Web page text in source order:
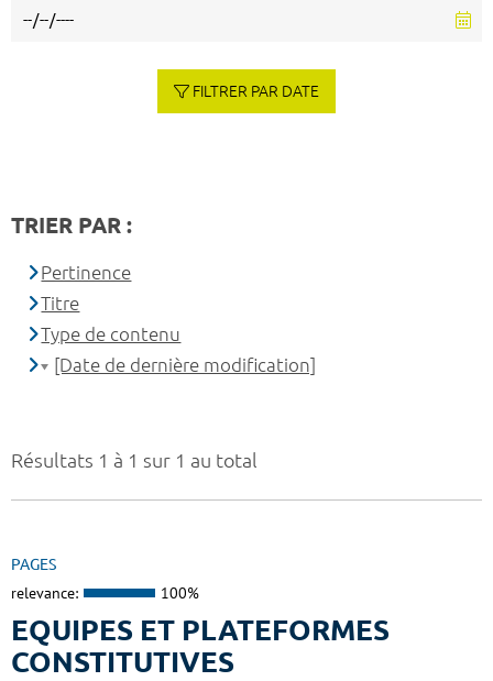
Résultats 1 à 1 sur 1 au total
PAGES
relevance: 100%
EQUIPES ET PLATEFORMES
CONSTITUTIVES
FILTRER PAR DATE
TRIER PAR :
Pertinence
Titre
Type de contenu
[Date de dernière modification]